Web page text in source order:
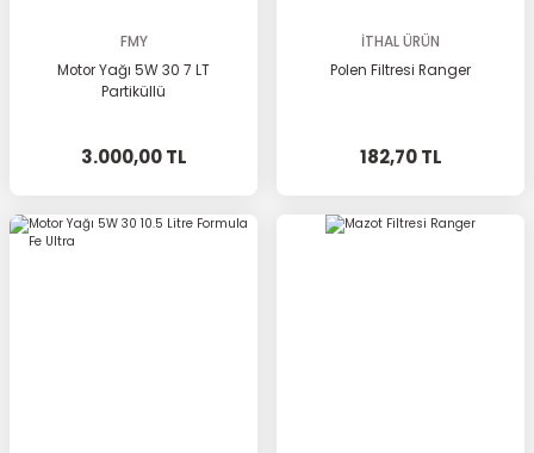
FMY
Motor Yağı 5W 30 7 LT
Partiküllü
3.000,00 TL
İTHAL ÜRÜN
Polen Filtresi Ranger
182,70 TL